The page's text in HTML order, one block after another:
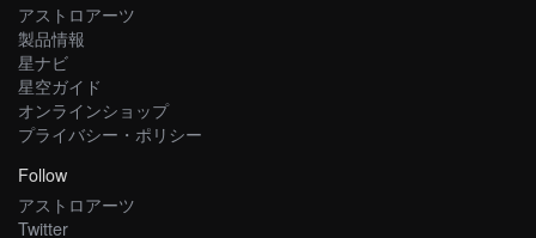
アストロアーツ
製品情報
星ナビ
星空ガイド
オンラインショップ
プライバシー・ポリシー
Follow
アストロアーツ
Twitter